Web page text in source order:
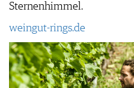
Sternenhimmel.
weingut-rings.de